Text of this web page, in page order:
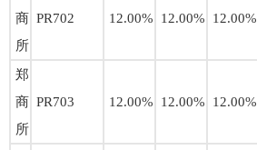
商
所
PR702 12.00% 12.00% 12.00%
郑
商
所
PR703 12.00% 12.00% 12.00%